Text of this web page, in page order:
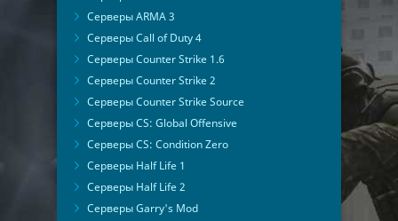
Серверы ARMA 3
Серверы Call of Duty 4
Серверы Counter Strike 1.6
Серверы Counter Strike 2
Серверы Counter Strike Source
Серверы CS: Global Offensive
Серверы CS: Condition Zero
Серверы Half Life 1
Серверы Half Life 2
Серверы Garry's Mod